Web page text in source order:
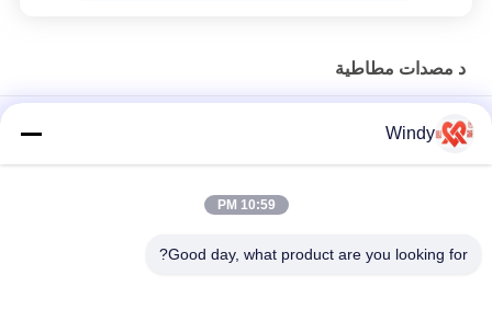
د مصدات مطاطية
الاصطدام
أجهزة الدفع الصلبة من المطاط D مقاومة ممتازة للطقس لتطبيقات
تثبيت المسمار المطاطي من النوع D للمحافظة على الرصيف المخصصة
Windy
10:59 PM
Good day, what product are you looking for?